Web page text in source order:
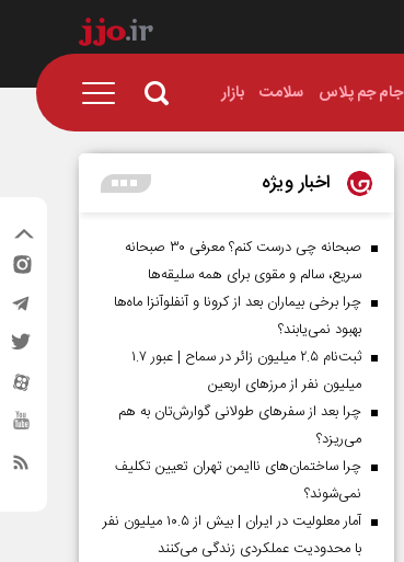
جام جم پلاس سلامت بازار
اخبار ویژه
صبحانه چی درست کنم؟ معرفی ۳۰ صبحانه
سریع، سالم و مقوی برای همه سلیقه‌ها
چرا برخی بیماران بعد از کرونا و آنفلوآنزا ماه‌ها
بهبود نمی‌یابند؟
ثبت‌نام ۲.۵ میلیون زائر در سماح | عبور ۱.۷
میلیون نفر از مرز‌های اربعین
چرا بعد از سفرهای طولانی گوارش‌تان به هم
می‌ریزد؟
چرا ساختمان‌های ناایمن تهران تعیین تکلیف
نمی‌شوند؟
آمار معلولیت در ایران | بیش از ۱۰.۵ میلیون نفر
با محدودیت عملکردی زندگی می‌کنند